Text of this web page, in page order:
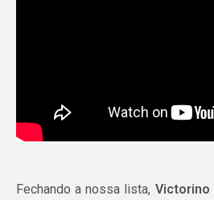
Fechando a nossa lista, Victorino